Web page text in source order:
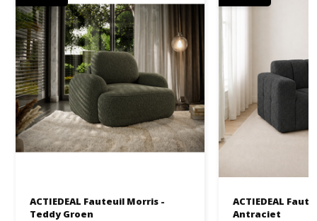
ACTIEDEAL Fauteuil Morris -
Teddy Groen
ACTIEDEAL
Antraciet